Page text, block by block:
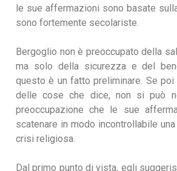
le sue affermazioni sono basate
sono fortemente secolariste.
Bergoglio non è preoccupato della
ma solo della sicurezza e del
questo è un fatto preliminare. Se
delle cose che dice, non si può
preoccupazione che le sue
scatenare in modo incontrollabile
crisi religiosa.
Dal primo punto di vista, egli